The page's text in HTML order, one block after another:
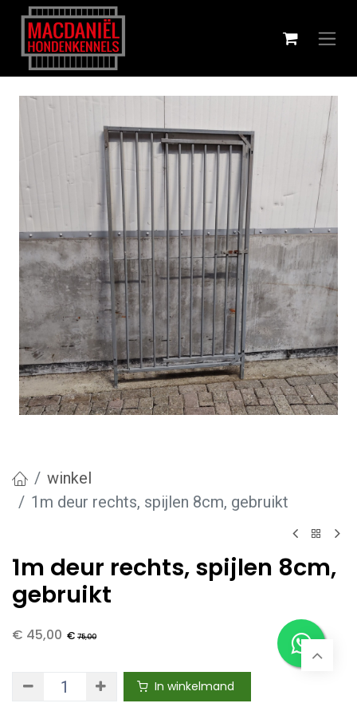
winkel
1m deur rechts, spijlen 8cm, gebruikt
1m deur rechts, spijlen 8cm,
gebruikt
€ 45,00 € 75,00
In winkelmand